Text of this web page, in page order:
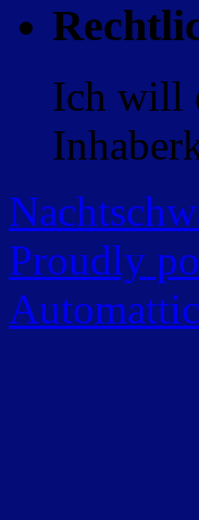
Ich will
Proudly
Automattic